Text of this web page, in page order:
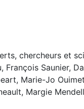
chercheurs et
Saunier,
Marie-Jo
Margie